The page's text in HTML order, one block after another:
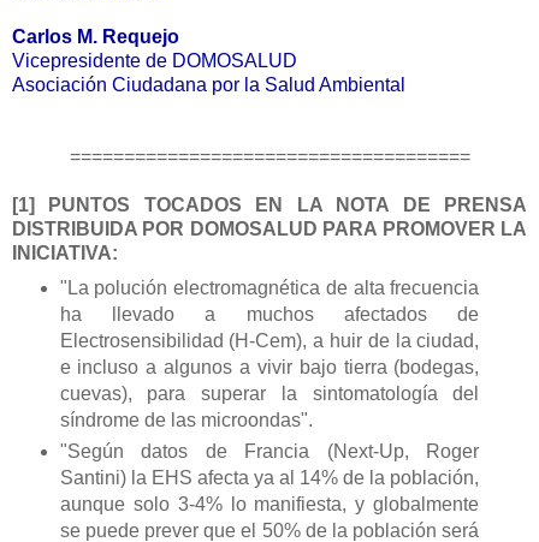
Carlos M. Requejo
Vicepresidente de DOMOSALUD
Asociación Ciudadana por la Salud Ambiental
=====================================
[1] PUNTOS TOCADOS EN LA NOTA DE PRENSA
DISTRIBUIDA POR DOMOSALUD PARA PROMOVER LA
INICIATIVA:
"La polución electromagnética de alta frecuencia
ha llevado a muchos afectados de
Electrosensibilidad (H-Cem), a huir de la ciudad,
e incluso a algunos a vivir bajo tierra (bodegas,
cuevas), para superar la sintomatología del
síndrome de las microondas".
"Según datos de Francia (Next-Up, Roger
Santini) la EHS afecta ya al 14% de la población,
aunque solo 3-4% lo manifiesta, y globalmente
se puede prever que el 50% de la población será